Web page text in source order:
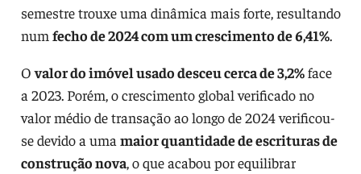
semestre trouxe uma dinâmica mais forte, resultando
num fecho de 2024 com um crescimento de 6,41%.
Ovalor do imóvel usado desceu cerca de 3,2%face
a 2023. Porém, o crescimento global verificado no
valor médio de transação ao longo de 2024 verificou-
se devido a uma maior quantidade de escrituras de
construção nova, o que acabou por equilibrar